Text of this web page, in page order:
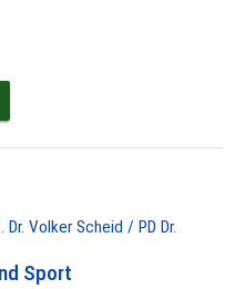
Volker Scheid / PD Dr.
Sport